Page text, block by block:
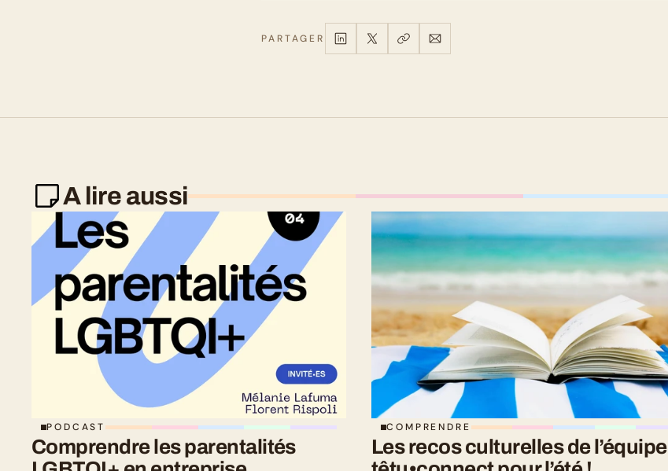
PARTAGER
A lire aussi
PODCAST
Comprendre les parentalités
COMPRENDRE
Les recos culturelles de l’équipe